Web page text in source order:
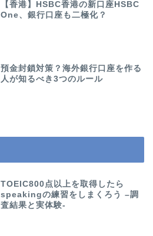
【香港】HSBC香港の新口座HSBC
One、銀行口座も二極化？
預金封鎖対策？海外銀行口座を作る
人が知るべき3つのルール
TOEIC800点以上を取得したら
speakingの練習をしまくろう –調
査結果と実体験-